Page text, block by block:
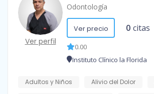
Ver perfil
Odontología
Ver precio 0 citas
0.00
Instituto Clínico la Florida
Adultos y Niños Alivio del Dolor